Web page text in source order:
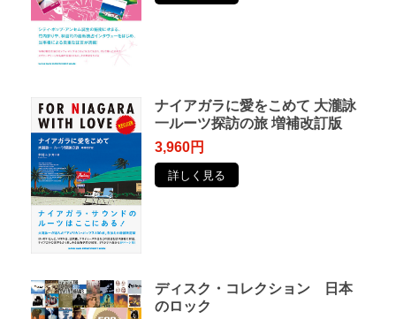
ナイアガラに愛をこめて 大瀧詠
一ルーツ探訪の旅 増補改訂版
3,960円
詳しく見る
ディスク・コレクション 日本
のロック